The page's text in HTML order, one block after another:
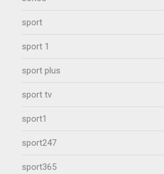
sport
sport 1
sport plus
sport tv
sport1
sport247
sport365